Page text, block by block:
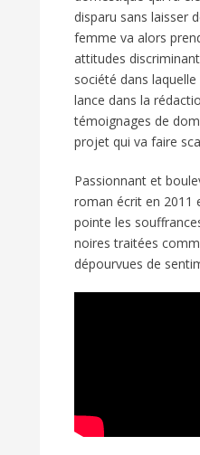
disparu sans laisser
femme va alors
attitudes
société dans laquelle
lance dans la
témoignages de
projet qui va faire
Passionnant et
roman écrit en 2011
pointe les
noires traitées
dépourvues de